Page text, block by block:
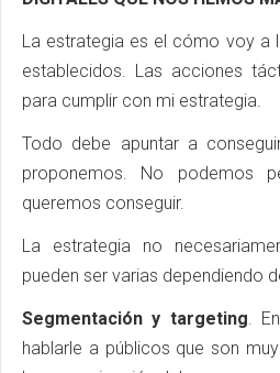
La estrategia es el cómo voy a
establecidos. Las acciones
para cumplir con mi estrategia.
Todo debe apuntar a
proponemos. No podemos
queremos conseguir.
La estrategia no
pueden ser varias dependiendo
Segmentación y targeting.
hablarle a públicos que son